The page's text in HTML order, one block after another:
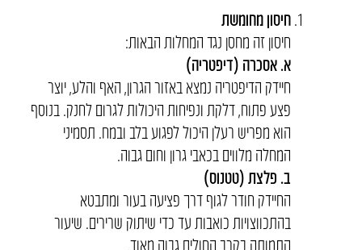
חיסון מחומשת
חיסון זה מחסן נגד המחלות הבאות:
א. אסכרה (דיפטריה)
חיידק הדיפטריה נמצא באזור הגרון, האף והלע, יוצר
פצע פתוח, דלקת ונפיחות היכולות לגרום לחנק. בנוסף
הוא מפריש רעלן היכול לפגוע בלב ובמח. תסמיני
המחלה מלווים בכאבי גרון וחום גבוה.
ב. פלצת (טטנוס)
החיידק חודר לגוף דרך פציעה בעור ומתבטא
בהתכווצויות כואבות עד כדי שיתוק שרירים. שיעור
התמותה בקרב החולים גבוה מאוד.